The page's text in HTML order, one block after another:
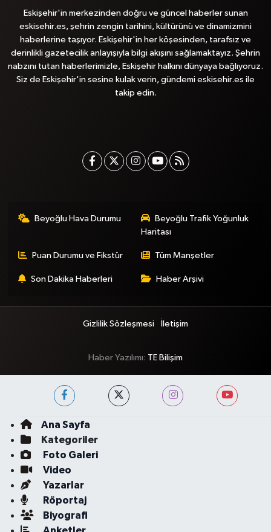
Eskişehir'in merkezinden doğru ve güncel haberler sunan
eskisehir.es, şehrin zengin tarihini, kültürünü ve dinamizmini
haberlerine taşıyor. Eskişehir'in her köşesinden, tarafsız ve
derinlikli gazetecilik anlayışıyla bilgi akışını sağlamaktayız. Şehrin
nabzını tutan haberlerimizle, Eskişehir halkını dünyaya bağlıyoruz.
Siz de Eskişehir'in sesine kulak verin, gündemi eskisehir.es ile
takip edin.
Beyoğlu Hava Durumu
Beyoğlu Trafik Yoğunluk
Haritası
Puan Durumu ve Fikstür Tüm Manşetler
Son Dakika Haberleri Haber Arşivi
Gizlilik Sözleşmesi İletişim
Haber Yazılımı: TE Bilişim
Ana Sayfa
Kategoriler
Foto Galeri
Video
Yazarlar
Röportaj
Biyografi